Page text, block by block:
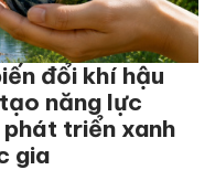
đổi khí hậu
năng lực
triển xanh
gia